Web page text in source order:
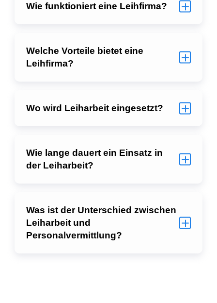
Wie funktioniert eine Leihfirma?
Welche Vorteile bietet eine
Leihfirma?
Wo wird Leiharbeit eingesetzt?
Wie lange dauert ein Einsatz in
der Leiharbeit?
Was ist der Unterschied zwischen
Leiharbeit und
Personalvermittlung?